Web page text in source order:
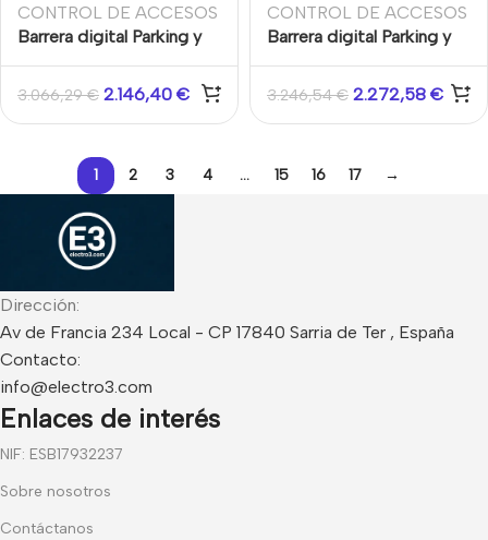
CONTROL DE ACCESOS
Barrera digital Parking y
Brazo partido plegable
2+2m Velocidad
Bajada 2.5-3.5s
3.066,29€ 2.146,40 €
CONTROL DE ACCESOS
Barrera digital Parking y
Poste de valla 4m
Izquierda Velocidad
3.246,54€ 2.272,58 €
1 2 3 4 … 15 16 17 →
Dirección:
Av de Francia 234 Local - CP 17840 Sarria de Ter , España
Contacto:
info@electro3.com
Enlaces de interés
NIF: ESB17932237
Sobre nosotros
Contáctanos